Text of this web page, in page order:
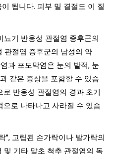
됩니다. 피부 밑 결절도 이 질
뇨기 반응성 관절염 증후군의
관절염 증후군의 남성의 약
과 포도막염은 눈의 발적, 눈
같은 증상을 포함할 수 있습
반응성 관절염의 경과 초기
로 나타나고 사라질 수 있습
”, 고립된 손가락이나 발가락의
및 기타 말초 척추 관절염의 독